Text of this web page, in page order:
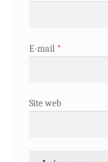
E-mail *
Site web